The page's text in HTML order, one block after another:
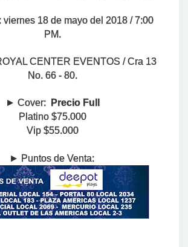
18 de mayo del 2018 / 7:00
PM.
CENTER EVENTOS / Cra 13
No. 66 - 80.
► Cover:
Precio Full
Platino $75.000
Vip $55.000
► Puntos de Venta: